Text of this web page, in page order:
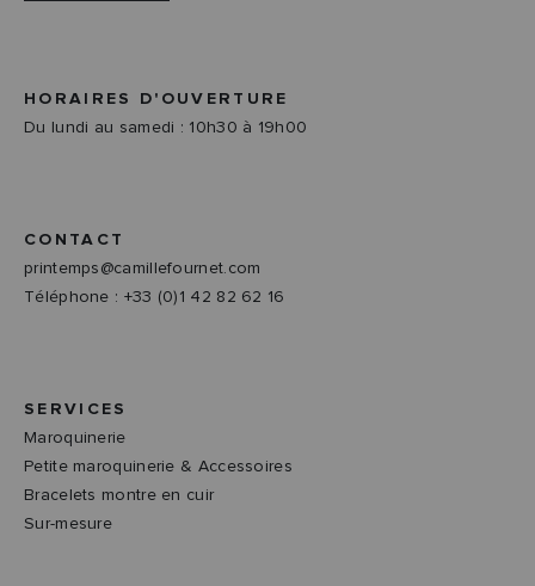
HORAIRES D'OUVERTURE
Du lundi au samedi : 10h30 à 19h00
CONTACT
printemps@camillefournet.com
Téléphone : +33 (0)1 42 82 62 16
SERVICES
Maroquinerie
Petite maroquinerie & Accessoires
Bracelets montre en cuir
Sur-mesure